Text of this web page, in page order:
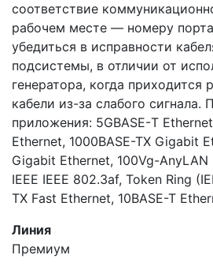
соответствие
рабочем месте — номеру
убедиться в исправности
подсистемы, в отличии от
генератора, когда приходится
кабели из-за слабого
приложения: 5GBASE-Т
Ethernet, 1000BASE-TX Gigabit
Gigabit Ethernet, 100Vg-AnyLAN
IEEE IEEE 802.3af, Token Ring
TX Fast Ethernet, 10BASE-T
Линия
Премиум